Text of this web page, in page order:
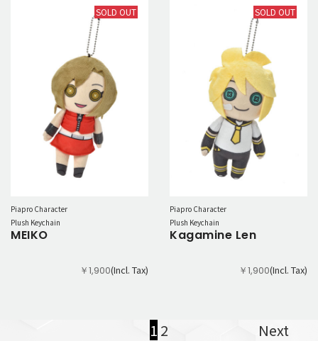
SOLD OUT
Piapro Character
Plush Keychain
MEIKO
￥1,900(Incl. Tax)
SOLD OUT
Piapro Character
Plush Keychain
Kagamine Len
￥1,900(Incl. Tax)
1 2 Next